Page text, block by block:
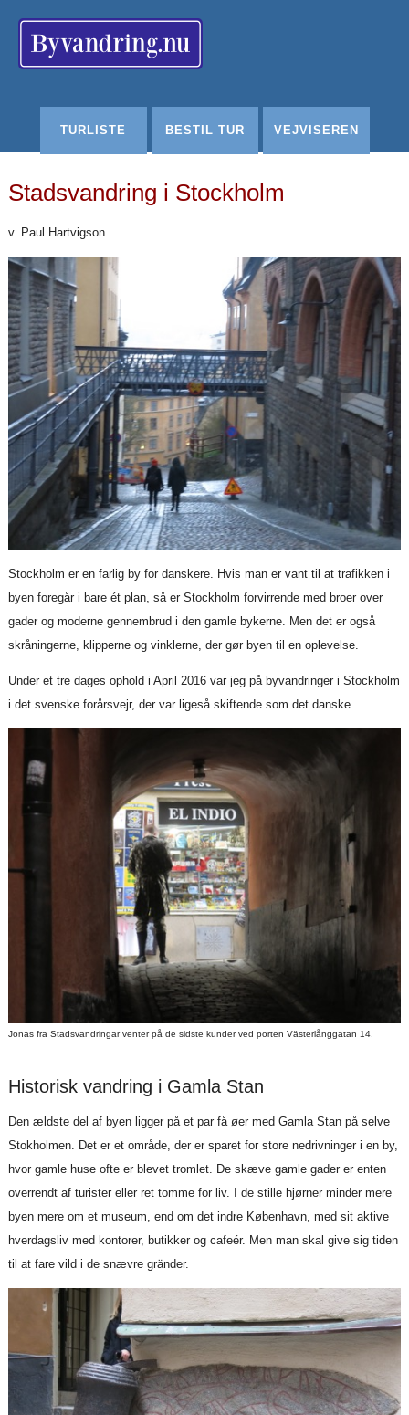
TURLISTE BESTIL TUR VEJVISEREN
Stadsvandring i Stockholm
v. Paul Hartvigson
Stockholm er en farlig by for danskere. Hvis man er vant til at trafikken i
byen foregår i bare ét plan, så er Stockholm forvirrende med broer over
gader og moderne gennembrud i den gamle bykerne. Men det er også
skråningerne, klipperne og vinklerne, der gør byen til en oplevelse.
Under et tre dages ophold i April 2016 var jeg på byvandringer i Stockholm
i det svenske forårsvejr, der var ligeså skiftende som det danske.
Jonas fra Stadsvandringar venter på de sidste kunder ved porten Västerlånggatan 14.
Historisk vandring i Gamla Stan
Den ældste del af byen ligger på et par få øer med Gamla Stan på selve
Stokholmen. Det er et område, der er sparet for store nedrivninger i en by,
hvor gamle huse ofte er blevet tromlet. De skæve gamle gader er enten
overrendt af turister eller ret tomme for liv. I de stille hjørner minder mere
byen mere om et museum, end om det indre København, med sit aktive
hverdagsliv med kontorer, butikker og cafeér. Men man skal give sig tiden
til at fare vild i de snævre gränder.